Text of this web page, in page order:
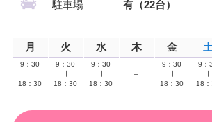
駐車場 有（22台）
月 火 水 木 金
9：30
18：30
9：30
18：30
9：30
18：30
–
9：30
18：30
9：
18